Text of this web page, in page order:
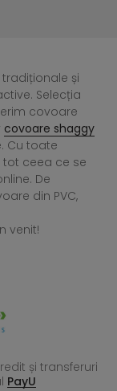
tradiționale și
Selecția
covoare
covoare shaggy
Cu toate
ceea ce se
De
din PVC,
venit!
și transferuri
PayU